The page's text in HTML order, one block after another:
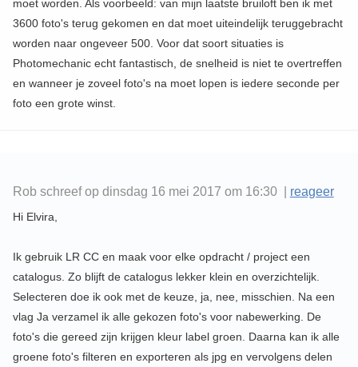
moet worden. Als voorbeeld: van mijn laatste bruiloft ben ik met
3600 foto's terug gekomen en dat moet uiteindelijk teruggebracht
worden naar ongeveer 500. Voor dat soort situaties is
Photomechanic echt fantastisch, de snelheid is niet te overtreffen
en wanneer je zoveel foto's na moet lopen is iedere seconde per
foto een grote winst.
Rob schreef op dinsdag 16 mei 2017 om 16:30 | reageer
Hi Elvira,
Ik gebruik LR CC en maak voor elke opdracht / project een
catalogus. Zo blijft de catalogus lekker klein en overzichtelijk.
Selecteren doe ik ook met de keuze, ja, nee, misschien. Na een
vlag Ja verzamel ik alle gekozen foto's voor nabewerking. De
foto's die gereed zijn krijgen kleur label groen. Daarna kan ik alle
groene foto's filteren en exporteren als jpg en vervolgens delen